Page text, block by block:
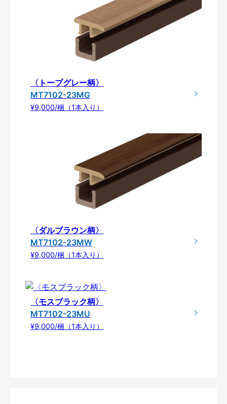
〈トープグレー柄〉
MT7102-23MG
¥9,000/梱（1本入り）
〈ダルブラウン柄〉
MT7102-23MW
¥9,000/梱（1本入り）
〈モスブラック柄〉
MT7102-23MU
¥9,000/梱（1本入り）